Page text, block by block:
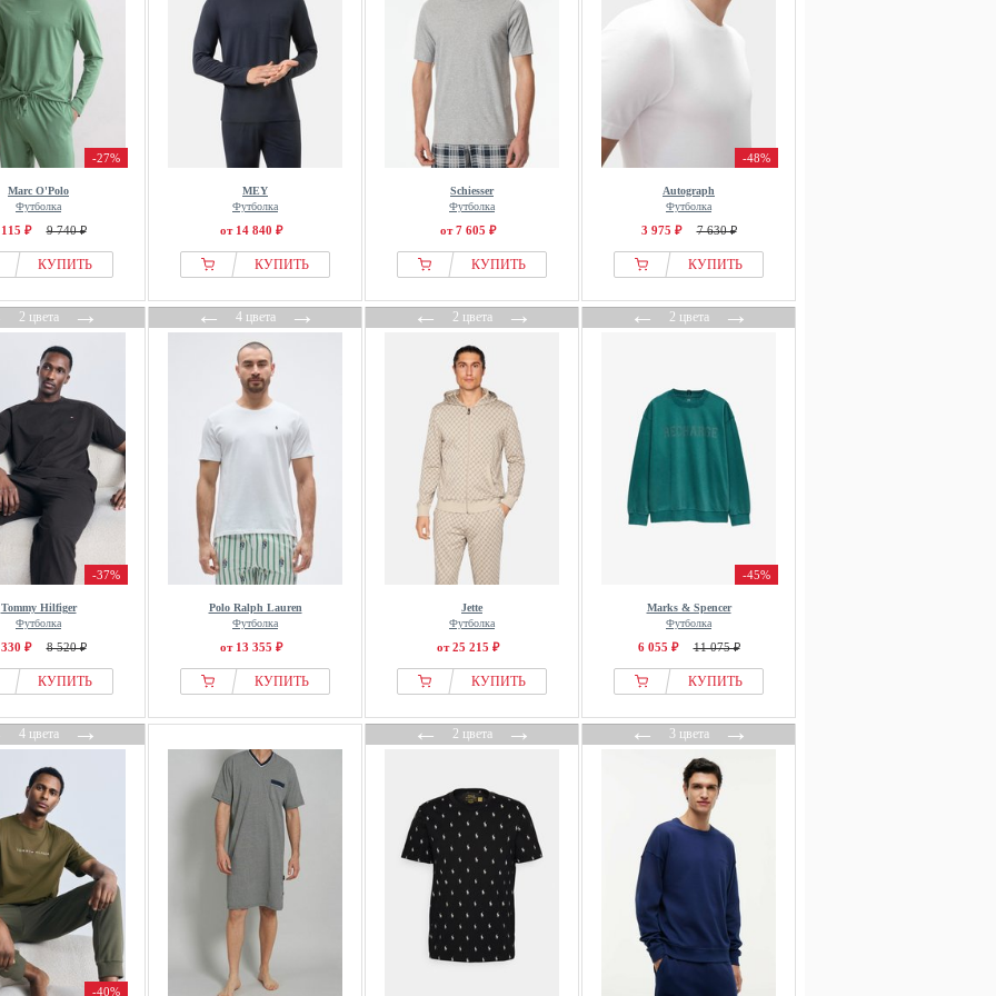
-27%
Marc O'Polo
Футболка
₽ 9 740 ₽
КУПИТЬ
MEY
Футболка
от 14 840 ₽
КУПИТЬ
Schiesser
Футболка
от 7 605 ₽
КУПИТЬ
-48%
Autograph
Футболка
3 975 ₽ 7 630 ₽
КУПИТЬ
2 цвета→
-37%
Tommy Hilfiger
Футболка
₽ 8 520 ₽
КУПИТЬ
←4 цвета→
Polo Ralph Lauren
Футболка
от 13 355 ₽
КУПИТЬ
←2 цвета→
Jette
Футболка
от 25 215 ₽
КУПИТЬ
←2 цвета→
-45%
Marks & Spencer
Футболка
6 055 ₽ 11 075 ₽
КУПИТЬ
4 цвета→
-40%
←2 цвета→ ←3 цвета→